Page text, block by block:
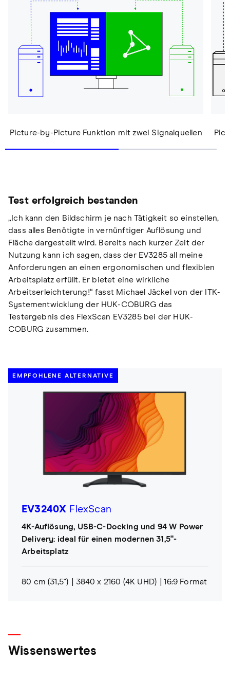
Picture-by-Picture Funktion mit zwei Signalquellen
Test erfolgreich bestanden
„Ich kann den Bildschirm je nach Tätigkeit so einstellen,
dass alles Benötigte in vernünftiger Auflösung und
Fläche dargestellt wird. Bereits nach kurzer Zeit der
Nutzung kann ich sagen, dass der EV3285 all meine
Anforderungen an einen ergonomischen und flexiblen
Arbeitsplatz erfüllt. Er bietet eine wirkliche
Arbeitserleichterung!“ fasst Michael Jäckel von der ITK-
Systementwicklung der HUK-COBURG das
Testergebnis des FlexScan EV3285 bei der HUK-
COBURG zusammen.
EMPFOHLENE ALTERNATIVE
EV3240X FlexScan
4K-Auflösung, USB-C-Docking und 94 W Power
Delivery: ideal für einen modernen 31,5"-
Arbeitsplatz
80 cm (31,5") 3840 x 2160 (4K UHD) 16:9 Format
Wissenswertes